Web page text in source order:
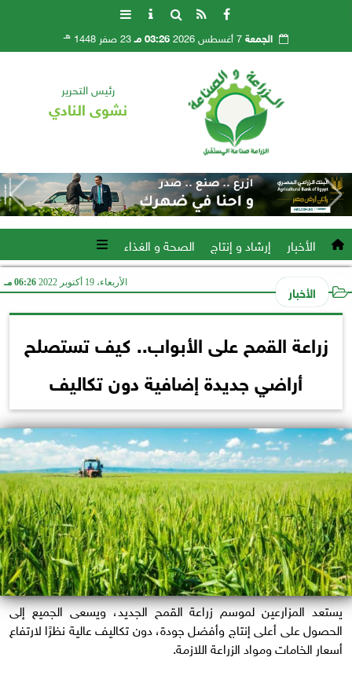
الجمعة 03:26 مـ 23 صفر 1448 هـ
رئيس التحرير
نشوى النادي
الأخبار إرشاد و إنتاج الصحة و الغذاء
الأخبار الأربعاء، 19 أكتوبر 2022 06:26 مـ
زراعة القمح على الأبواب.. كيف تستصلح
أراضي جديدة إضافية دون تكاليف
يستعد المزارعين لموسم زراعة القمح الجديد، ويسعى الجميع إلى
الحصول على أعلى إنتاج وأفضل جودة، دون تكاليف عالية نظرًا لارتفاع
أسعار الخامات ومواد الزراعة اللازمة.